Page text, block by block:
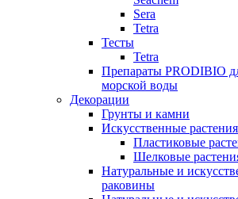
Sera
Tetra
Тесты
Tetra
Препараты PRODIBIO
морской воды
Декорации
Грунты и камни
Искусственные растения
Пластиковые
Шелковые
Натуральные и
раковины